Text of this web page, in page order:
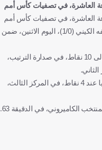
العاشرة، في تصفيات كأس أمم
العاشرة، في تصفيات كأس أمم
إفريقيا لكرة القدم 2025، بفوزه على مضيفه الكيني (1/0)، اليوم الاثنين، ضمن
ورفع منتخب الكاميرون رصيده بهذا الفوز إلى 10 نقاط، في صدارة الترتيب،
على الجانب الآخر، تجمد رصيد منتخب كينيا عند 4 نقاط، في المركز الثالث،
الكاميروني، في الدقيقة 63.